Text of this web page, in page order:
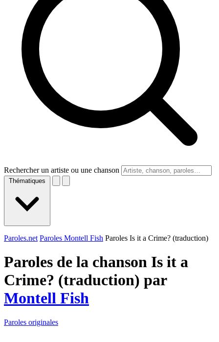
Rechercher un artiste ou une chanson
Thématiques
Paroles.net Paroles Montell Fish Paroles Is it a Crime? (traduction)
Paroles de la chanson Is it a
Crime? (traduction) par
Montell Fish
Paroles originales